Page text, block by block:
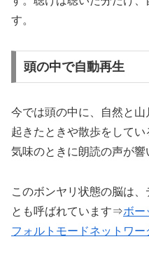
す。
頭の中で自動再生
今では頭の中に、自然と
起きたときや散歩をして
気味のときに朗読の声が響
このボンヤリ状態の脳は
とも呼ばれています⇒ボー
フォルトモードネットワ